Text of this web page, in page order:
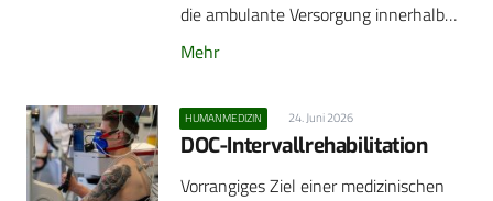
die ambulante Versorgung innerhalb…
Mehr
HUMANMEDIZIN 24. Juni 2026
DOC-Intervallrehabilitation
Vorrangiges Ziel einer medizinischen